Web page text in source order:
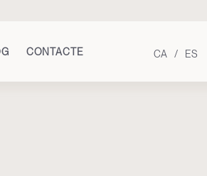
CONTACTE CA ES